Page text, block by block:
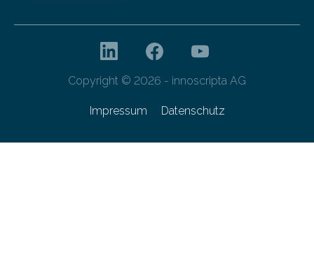
Copyright © 2026 - innoscripta AG
Impressum Datenschutz